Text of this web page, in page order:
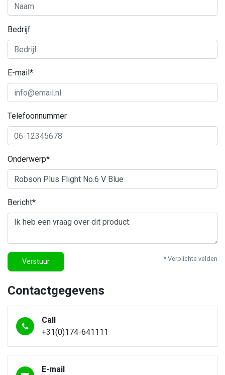
Bedrijf
E-mail*
Telefoonnummer
Onderwerp*
Bericht*
Verstuur * Verplichte velden
Contactgegevens
Call
+31(0)174-641111
E-mail